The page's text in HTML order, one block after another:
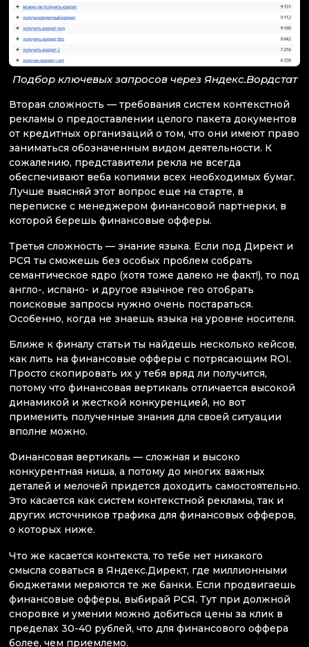
Подбор ключевых запросов через Яндекс.Вордстат
Вторая сложность — требования систем контекстной
рекламы о предоставлении целого пакета документов
от кредитных организаций о том, что они имеют право
заниматься обозначенным видом деятельности. К
сожалению, представители рекла не всегда
обеспечивают веба копиями всех необходимых бумаг.
Лучше выясняй этот вопрос еще на старте, в
переписке с менеджером финансовой партнерки, в
которой берешь финансовые офферы.
Третья сложность — знание языка. Если под Директ и
РСЯ ты сможешь без особых проблем собрать
семантическое ядро (хотя тоже далеко не факт!), то под
англо-, испано- и другое язычное гео отобрать
поисковые запросы нужно очень постараться.
Особенно, когда не знаешь языка на уровне носителя.
Ближе к финалу статьи ты найдешь несколько кейсов,
как лить на финансовые офферы с потрясающим ROI.
Просто скопировать их у тебя вряд ли получится,
потому что финансовая вертикаль отличается высокой
динамикой и жесткой конкуренцией, но вот
применить полученные знания для своей ситуации
вполне можно.
Финансовая вертикаль — сложная и высоко
конкурентная ниша, а потому до многих важных
деталей и мелочей придется доходить самостоятельно.
Это касается как систем контекстной рекламы, так и
других источников трафика для финансовых офферов,
о которых ниже.
Что же касается контекста, то тебе нет никакого
смысла соваться в Яндекс.Директ, где миллионными
бюджетами меряются те же банки. Если продвигаешь
финансовые офферы, выбирай РСЯ. Тут при должной
сноровке и умении можно добиться цены за клик в
пределах 30-40 рублей, что для финансового оффера
более, чем приемлемо.